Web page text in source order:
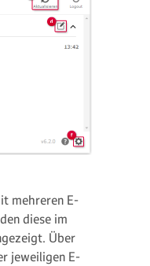
mehreren E-
diese im
Über
jeweiligen E-